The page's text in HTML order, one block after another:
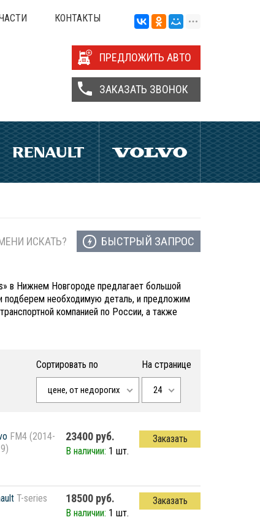
КОНТАКТЫ
ПРЕДЛОЖИТЬ АВТО
ЗАКАЗАТЬ ЗВОНОК
ИСКАТЬ? БЫСТРЫЙ ЗАПРОС
в Нижнем Новгороде предлагает большой
подберем необходимую деталь, и предложим
компанией по России, а также
Сортировать по
цене, от недорогих
На странице
24
FM4 (2014-
23400 руб.
В наличии: 1 шт.
Заказать
T-series 18500 руб.
В наличии: 1 шт.
Заказать